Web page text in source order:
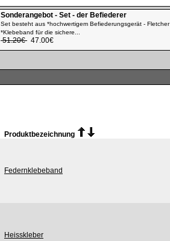
Sonderangebot - Set - der Befiederer
Set besteht aus *hochwertigem Befiederungsgerät - Fletcher
*Klebeband für die sichere...
51.20€ 47.00€
Produktbezeichnung
Federnklebeband
Heisskleber